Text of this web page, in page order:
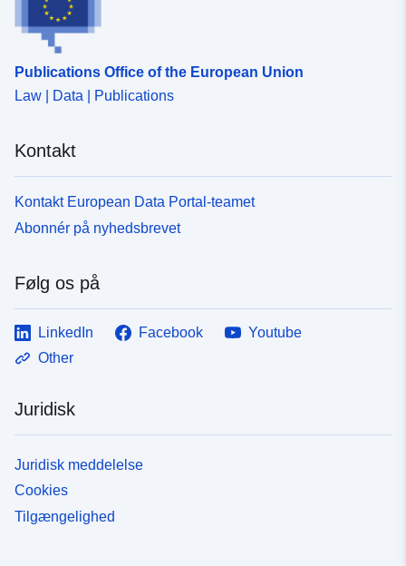
uriRef:
http://data.europa.eu/88u/dataset/
Publications Office of the European Union
Law | Data | Publications
Kontakt
Kontakt European Data Portal-teamet
Abonnér på nyhedsbrevet
Følg os på
LinkedIn Facebook
Youtube
Other
Juridisk
Juridisk meddelelse
Cookies
Tilgængelighed